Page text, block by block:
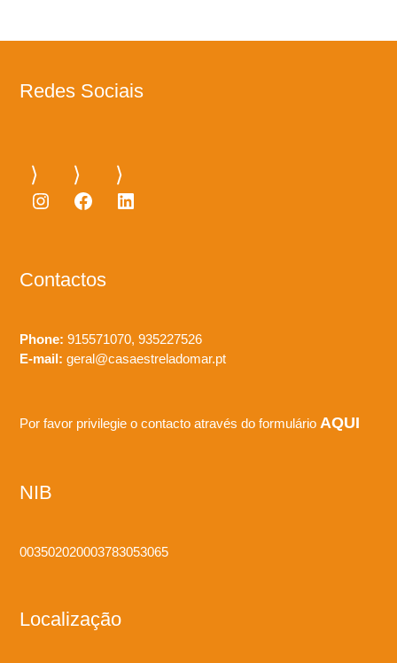
Redes Sociais
Instagram
Facebook
LinkedIn
Contactos
Phone: 915571070, 935227526
E-mail: geral@casaestreladomar.pt
Por favor privilegie o contacto através do formulário AQUI
NIB
003502020003783053065
Localização